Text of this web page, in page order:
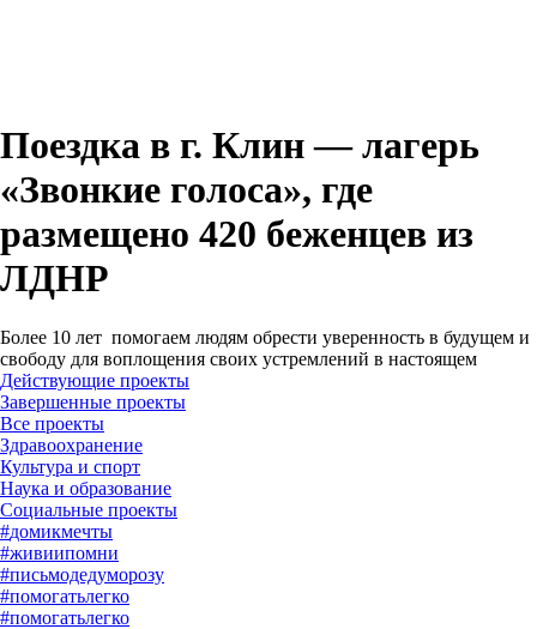
Поездка в г. Клин — лагерь
«Звонкие голоса», где
размещено 420 беженцев из
ЛДНР
Более 10 лет помогаем людям обрести уверенность в будущем и
свободу для воплощения своих устремлений в настоящем
Действующие проекты
Завершенные проекты
#домикмечты
#живиипомни
#письмодедуморозу
#помогатьлегко
#помогатьлегко